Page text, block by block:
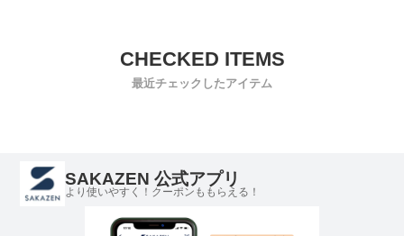
最近チェックしたアイテム
SAKAZEN 公式アプリ
より使いやすく！クーポンももらえる！